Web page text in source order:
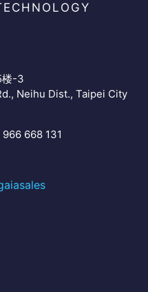
楼-3
Neihu Dist., Taipei City
668 131